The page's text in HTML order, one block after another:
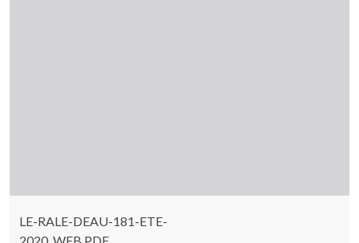
LE-RALE-DEAU-181-ETE-